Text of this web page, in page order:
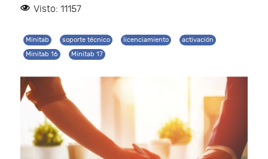
Visto: 11157
Minitab soporte técnico licenciamiento
activación
Minitab 16
Minitab 17